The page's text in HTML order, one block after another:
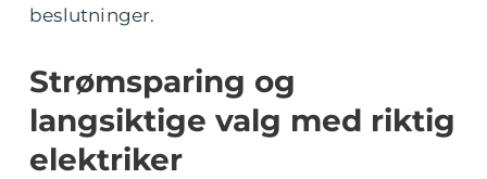
beslutninger.
Strømsparing og
langsiktige valg med riktig
elektriker